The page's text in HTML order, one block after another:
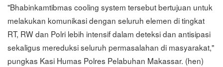
"Bhabinkamtibmas cooling system tersebut bertujuan untuk
melakukan komunikasi dengan seluruh elemen di tingkat
RT, RW dan Polri lebih intensif dalam deteksi dan antisipasi
sekaligus mereduksi seluruh permasalahan di masyarakat,"
pungkas Kasi Humas Polres Pelabuhan Makassar. (hen)